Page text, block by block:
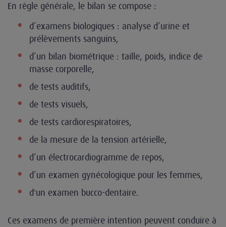
En règle générale, le bilan se compose :
d’examens biologiques : analyse d’urine et
prélèvements sanguins,
d’un bilan biométrique : taille, poids, indice de
masse corporelle,
de tests auditifs,
de tests visuels,
de tests cardiorespiratoires,
de la mesure de la tension artérielle,
d’un électrocardiogramme de repos,
d’un examen gynécologique pour les femmes,
d'un examen bucco-dentaire.
Ces examens de première intention peuvent conduire à